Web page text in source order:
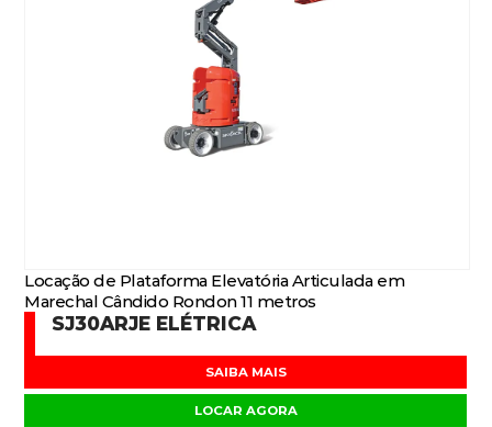
Locação de Plataforma Elevatória Articulada em
Marechal Cândido Rondon 11 metros
SJ30ARJE ELÉTRICA
SAIBA MAIS
LOCAR AGORA